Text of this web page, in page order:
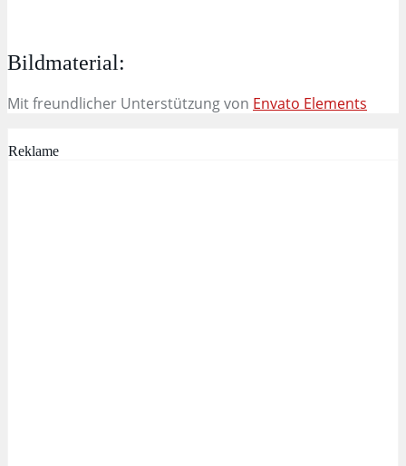
Bildmaterial:
Mit freundlicher Unterstützung von Envato Elements
Reklame